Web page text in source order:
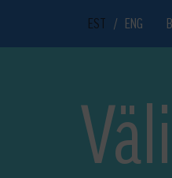
EST / ENG